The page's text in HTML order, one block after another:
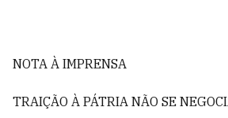
NOTA À IMPRENSA
TRAIÇÃO À PÁTRIA NÃO SE